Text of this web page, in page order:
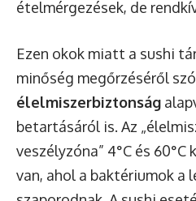
ételmérgezések, de
Ezen okok miatt a sushi
minőség megőrzéséről
élelmiszerbiztonság
betartásáról is. Az
veszélyzóna” 4°C és
van, ahol a baktériumok a